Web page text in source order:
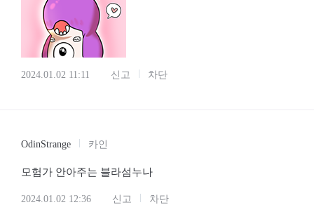
2024.01.02 11:11 신고 차단
OdinStrange 카인
모험가 안아주는 블라섬누나
2024.01.02 12:36 신고 차단